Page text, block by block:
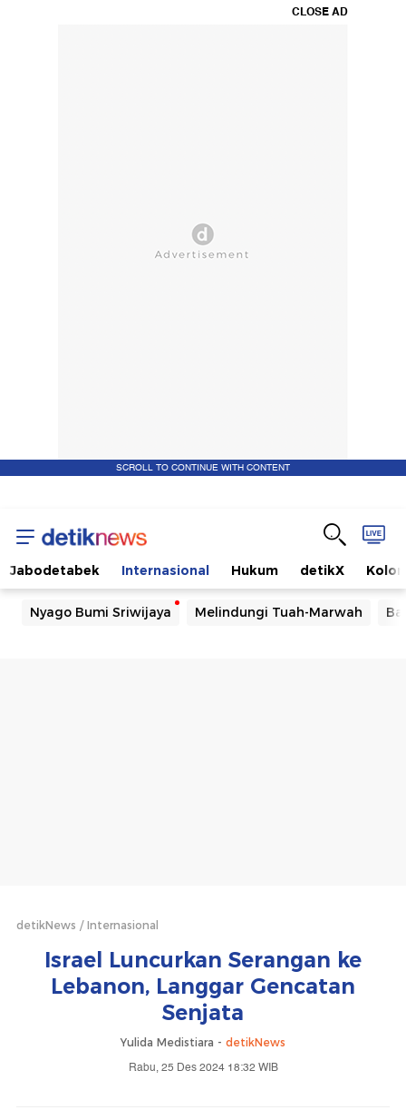
CLOSE AD
SCROLL TO CONTINUE WITH CONTENT
Jabodetabek Internasional Hukum detikX
Nyago Bumi Sriwijaya Melindungi Tuah-Marwah
detikNews Internasional
Israel Luncurkan Serangan ke
Lebanon, Langgar Gencatan
Senjata
Yulida Medistiara - detikNews
Rabu, 25 Des 2024 18:32 WIB